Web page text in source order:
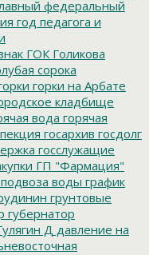
федеральный
год педагога и
ГОК Голикова
сорока
горки на Арбате
кладбище
вода горячая
госархив госдолг
госслужащие
ГП "Фармация"
воды график
грунтовые
губернатор
Д давление на